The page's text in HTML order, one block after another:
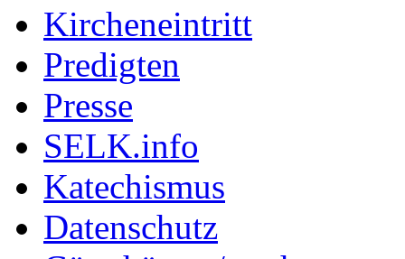
Kircheneintritt
Predigten
Presse
SELK.info
Katechismus
Datenschutz